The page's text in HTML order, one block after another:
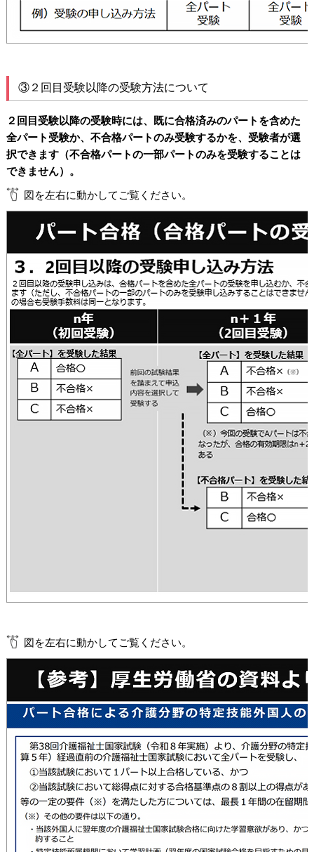
③２回目受験以降の受験方法について
２回目受験以降の受験時には、既に合格済みのパートを含めた
全パート受験か、不合格パートのみ受験するかを、受験者が選
択できます（不合格パートの一部パートのみを受験することは
できません）。
図を左右に動かしてご覧ください。
図を左右に動かしてご覧ください。